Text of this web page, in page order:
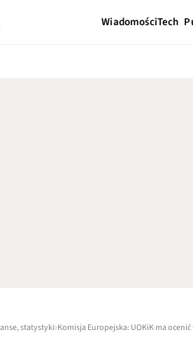
WiadomościTech
statystyki